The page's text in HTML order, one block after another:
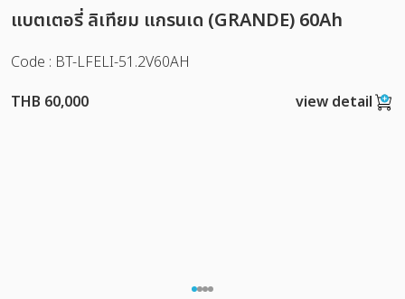
แบตเตอรี่ ลิเทียม แกรนเด (GRANDE) 60Ah
Code : BT-LFELI-51.2V60AH
THB 60,000
view detail